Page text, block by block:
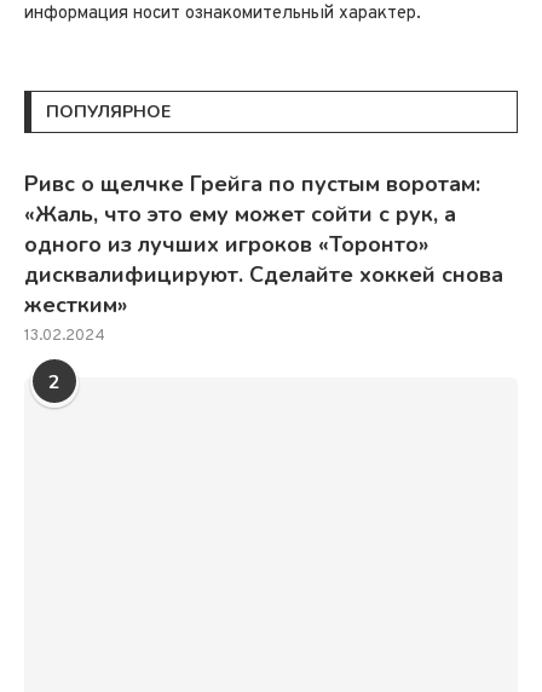
информация носит ознакомительный характер.
ПОПУЛЯРНОЕ
Ривс о щелчке Грейга по пустым воротам:
«Жаль, что это ему может сойти с рук, а
одного из лучших игроков «Торонто»
дисквалифицируют. Сделайте хоккей снова
жестким»
13.02.2024
2